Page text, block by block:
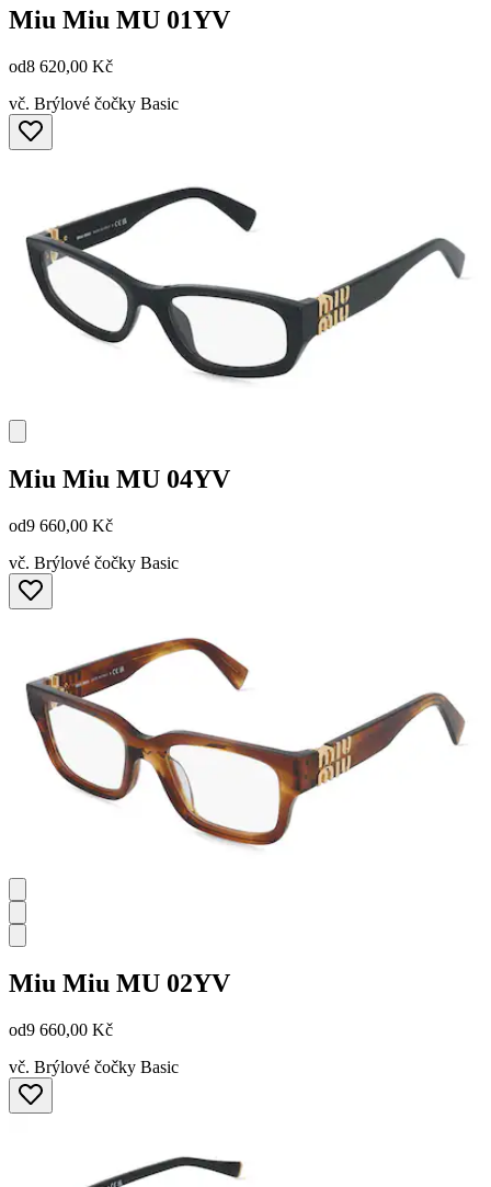
Miu Miu MU 01YV
od8 620,00 Kč
vč. Brýlové čočky Basic
Miu Miu MU 04YV
od9 660,00 Kč
vč. Brýlové čočky Basic
Miu Miu MU 02YV
od9 660,00 Kč
vč. Brýlové čočky Basic